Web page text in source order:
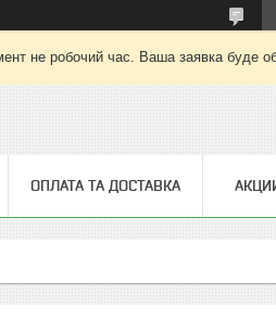
не робочий час. Ваша заявка буде
ОПЛАТА ТА ДОСТАВКА